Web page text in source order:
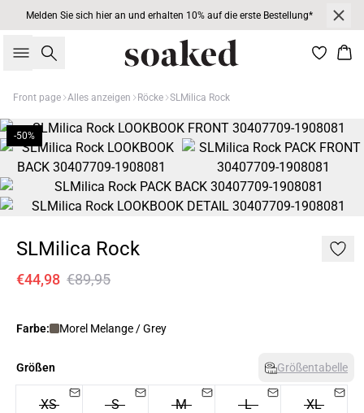
Melden Sie sich hier an und erhalten 10% auf die erste Bestellung*
Suche
Front page Alles anzeigen Röcke SLMilica Rock
-50%
SLMilica Rock
€44,98 €89,95
Farbe: Morel Melange / Grey
Größen Größentabelle
XS S M L XL